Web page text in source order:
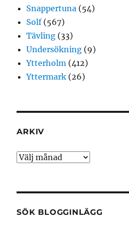
Snappertuna (54)
Solf(567)
Tävling (33)
Undersökning (9)
Ytterholm (412)
Yttermark (26)
ARKIV
Arkiv
SÖK BLOGGINLÄGG